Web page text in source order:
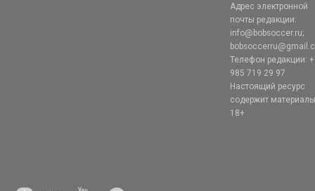
Адрес электронной
почты редакции:
info@bobsoccer.ru;
Телефон редакции:
985 719 29 97
Настоящий ресурс
содержит
18+